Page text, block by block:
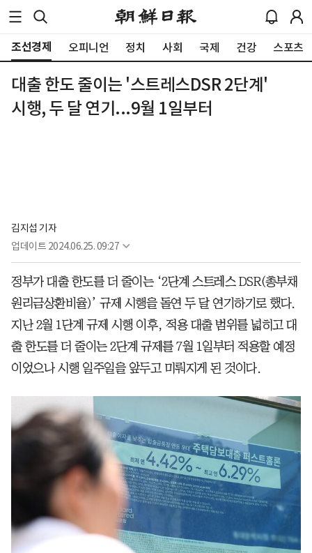
조선경제 오피니언 정치 사회 국제 건강 스포츠
대출 한도 줄이는 '스트레스DSR 2단계'
시행, 두 달 연기...9월 1일부터
김지섭 기자
업데이트 2024.06.25. 09:27
정부가 대출 한도를 더 줄이는 ‘2단계 스트레스 DSR(총부채
원리금상환비율)’ 규제 시행을 돌연 두 달 연기하기로 했다.
지난 2월 1단계 규제 시행 이후, 적용 대출 범위를 넓히고 대
출 한도를 더 줄이는 2단계 규제를 7월 1일부터 적용할 예정
이었으나 시행 일주일을 앞두고 미뤄지게 된 것이다.